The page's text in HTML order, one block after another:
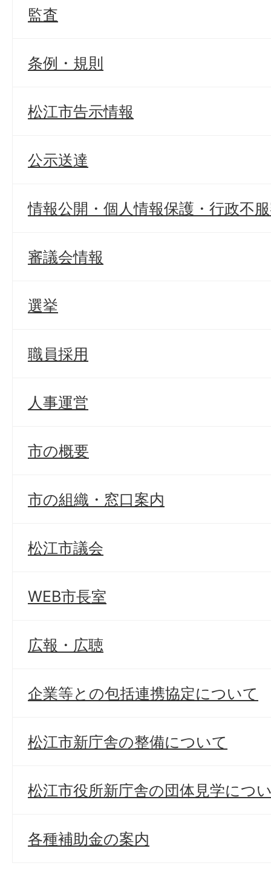
監査
条例・規則
松江市告示情報
公示送達
情報公開・個人情報保護・行政不
審議会情報
選挙
職員採用
人事運営
市の概要
市の組織・窓口案内
松江市議会
WEB市長室
広報・広聴
企業等との包括連携協定について
松江市新庁舎の整備について
松江市役所新庁舎の団体見学につ
各種補助金の案内